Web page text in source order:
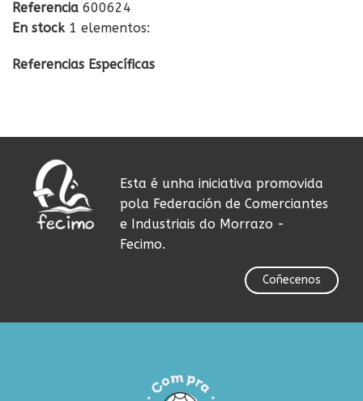
Referencia 600624
En stock 1 elementos:
Referencias Específicas
Esta é unha iniciativa promovida
pola Federación de Comerciantes
e Industriais do Morrazo -
Fecimo.
Coñecenos